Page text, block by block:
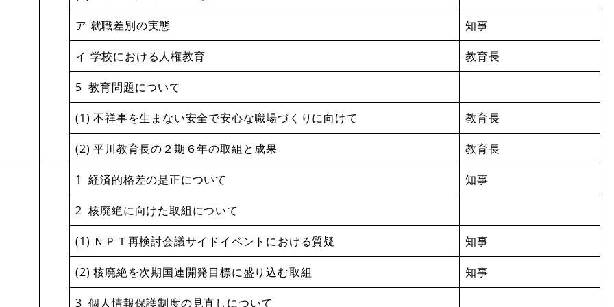
ア 就職差別の実態 知事
イ 学校における人権教育 教育長
5 教育問題について
(1) 不祥事を生まない安全で安心な職場づくりに向けて 教育長
(2) 平川教育長の２期６年の取組と成果 教育長
1 経済的格差の是正について 知事
2 核廃絶に向けた取組について
(1) ＮＰＴ再検討会議サイドイベントにおける質疑 知事
(2) 核廃絶を次期国連開発目標に盛り込む取組 知事
3 個人情報保護制度の見直しについて